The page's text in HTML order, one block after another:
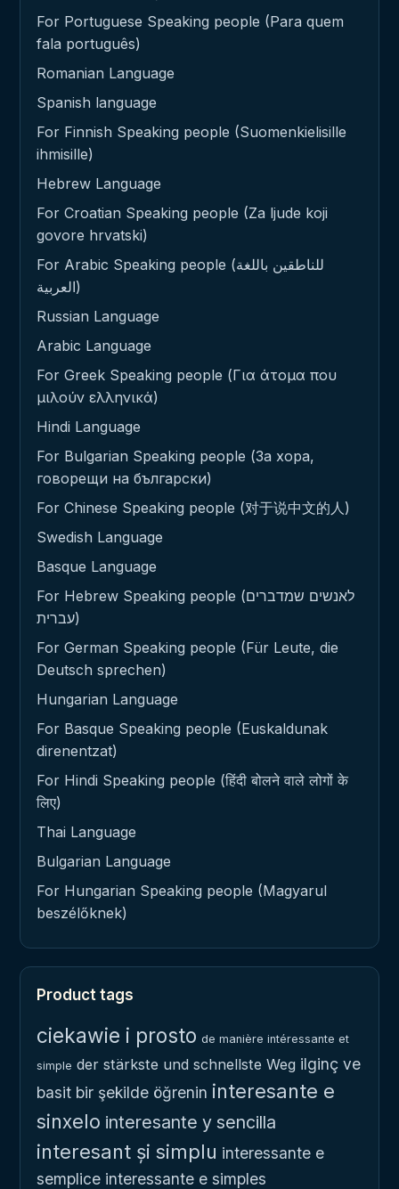
For Portuguese Speaking people (Para quem
fala português)
Romanian Language
Spanish language
For Finnish Speaking people (Suomenkielisille
ihmisille)
Hebrew Language
For Croatian Speaking people (Za ljude koji
govore hrvatski)
For Arabic Speaking people (للناطقين باللغة
العربية)
Russian Language
Arabic Language
For Greek Speaking people (Για άτομα που
μιλούν ελληνικά)
Hindi Language
For Bulgarian Speaking people (За хора,
говорещи на български)
For Chinese Speaking people (对于说中文的人)
Swedish Language
Basque Language
For Hebrew Speaking people (לאנשים שמדברים
עברית)
For German Speaking people (Für Leute, die
Deutsch sprechen)
Hungarian Language
For Basque Speaking people (Euskaldunak
direnentzat)
For Hindi Speaking people (हिंदी बोलने वाले लोगों के
लिए)
Thai Language
Bulgarian Language
For Hungarian Speaking people (Magyarul
beszélőknek)
Product tags
ciekawie i prosto de manière intéressante et
simple der stärkste und schnellste Weg ilginç ve
basit bir şekilde öğrenin interesante e
sinxelo interesante y sencilla
interesant și simplu interessante e
semplice interessante e simples